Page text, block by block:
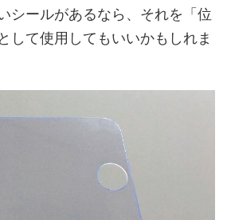
シールがあるなら、それを「位
して使用してもいいかもしれま